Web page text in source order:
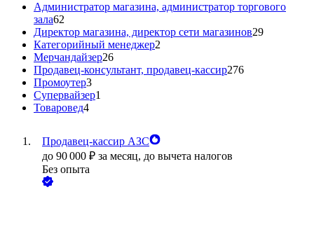
Администратор магазина, администратор торгового
зала62
Директор магазина, директор сети магазинов29
Категорийный менеджер2
Мерчандайзер26
Продавец-консультант, продавец-кассир276
Промоутер3
Супервайзер1
Товаровед4
Продавец-кассир АЗС
до 90 000 ₽ за месяц, до вычета налогов
Без опыта